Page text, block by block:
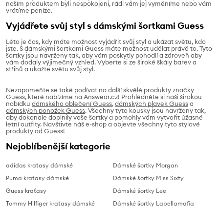
naším produktem byli nespokojeni, rádi vám jej vyměníme nebo vám
vrátíme peníze.
Vyjádřete svůj styl s dámskými šortkami Guess
Léto je čas, kdy máte možnost vyjádřit svůj styl a ukázat světu, kdo
jste. S dámskými šortkami Guess máte možnost udělat právě to. Tyto
šortky jsou navrženy tak, aby vám poskytly pohodlí a zároveň aby
vám dodaly výjimečný vzhled. Vyberte si ze široké škály barev a
střihů a ukažte světu svůj styl.
Nezapomeňte se také podívat na další skvělé produkty značky
Guess, které nabízíme na Answear.cz! Prohlédněte si naši širokou
nabídku dámského oblečení Guess,dámských plavek Guessa
dámských ponožek Guess. Všechny tyto kousky jsou navrženy tak,
aby dokonale doplnily vaše šortky a pomohly vám vytvořit úžasné
letní outfity. Navštivte náš e-shop a objevte všechny tyto stylové
produkty od Guess!
Nejoblíbenější kategorie
adidas kraťasy dámské
Puma kraťasy dámské
Guess kraťasy
Tommy Hilfiger kraťasy dámské
Dámské šortky Morgan
Dámské šortky Miss Sixty
Dámské šortky Lee
Dámské šortky Labellamafia